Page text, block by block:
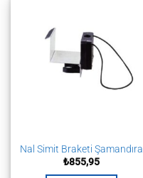
Nal Simit Braketi Şamandıra
₺855,95